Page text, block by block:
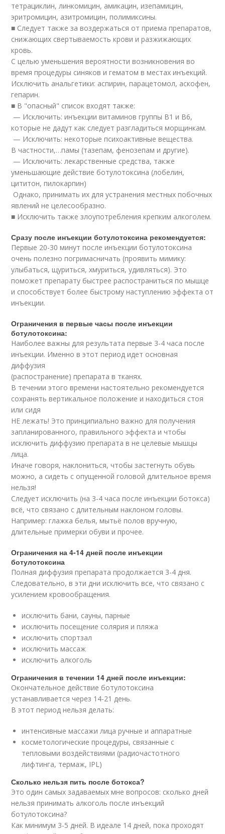
тетрациклин, линкомицин, амикацин, изепамицин,
эритромицин, азитромицин, полимиксины.
■ Следует также за воздержаться от приема препаратов,
снижающих свертываемость крови и разжижающих
кровь.
С целью уменьшения вероятности возникновения во
время процедуры синяков и гематом в местах инъекций.
Исключить анальгетики: аспирин, парацетомол, аскофен,
гепарин.
■ В "опасный" список входят также:
— Исключить: инъекции витаминов группы B1 и B6,
которые не дадут как следует разгладиться морщинкам.
— Исключить: некоторые психоактивные вещества.
В частности,…памы (тазепам, фенозепам и другие).
— Исключить: лекарственные средства, также
уменьшающие действие ботулотоксина (лобелин,
цититон, пилокарпин)
Однако, принимать их для устранения местных побочных
явлений не целесообразно.
■ Исключить также злоупотребления крепким алкоголем.
Сразу после инъекции ботулотоксина рекомендуется:
Первые 20-30 минут после инъекции ботулотоксина
очень полезно погримасничать (проявить мимику:
улыбаться, щуриться, хмуриться, удивляться). Это
поможет препарату быстрее распостраниться по мышце
и способствует более быстрому наступлению эффекта от
инъекции.
Ограничения в первые часы после инъекции
ботулотоксина:
Наиболее важны для результата первые 3-4 часа после
инъекции. Именно в этот период идет основная
диффузия
(распостранение) препарата в тканях.
В течении этого времени настоятельно рекомендуется
сохранять вертикальное положение и находиться стоя
или сидя
НЕ лежать! Это принципиально важно для получения
запланированного, правильного эффекта и чтобы
исключить диффузию препарата в не целевые мышцы
лица.
Иначе говоря, наклониться, чтобы застегнуть обувь
можно, а сидеть с опущенной головой длительное время
нельзя!
Следует исключить (на 3-4 часа после инъекции ботокса)
всё, что связано с длительным наклоном головы.
Например: глажка белья, мытьё полов вручную,
длительные примерки обуви и прочее.
Ограничения на 4-14 дней после инъекции
ботулотоксина
Полная диффузия препарата продолжается 3-4 дня.
Следовательно, в эти дни исключить все, что связано с
усилением кровообращения.
исключить бани, сауны, парные
исключить посещение солярия и пляжа
исключить спортзал
исключить массаж
исключить алкоголь
Ограничения в течении 14 дней после инъекции:
Окончательное действие ботулотоксина
устанавливается через 14-21 день.
В этот период нельзя делать:
интенсивные массажи лица ручные и аппаратные
косметологические процедуры, связанные с
тепловыми воздействиями (радиочастотного
лифтинга, термаж, IPL)
Сколько нельзя пить после ботокса?
Это один самых задаваемых мне вопросов: сколько дней
нельзя принимать алкоголь после инъекций
ботулотоксина?
Как минимум 3-5 дней. В идеале 14 дней, пока проходят